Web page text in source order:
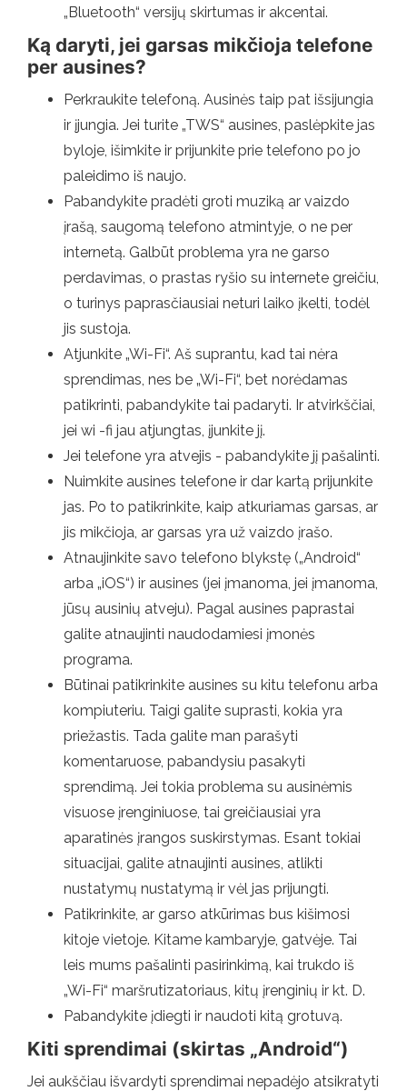
„Bluetooth“ versijų skirtumas ir akcentai.
Ką daryti, jei garsas mikčioja telefone
per ausines?
Perkraukite telefoną. Ausinės taip pat išsijungia
ir įjungia. Jei turite „TWS“ ausines, paslėpkite jas
byloje, išimkite ir prijunkite prie telefono po jo
paleidimo iš naujo.
Pabandykite pradėti groti muziką ar vaizdo
įrašą, saugomą telefono atmintyje, o ne per
internetą. Galbūt problema yra ne garso
perdavimas, o prastas ryšio su internete greičiu,
o turinys paprasčiausiai neturi laiko įkelti, todėl
jis sustoja.
Atjunkite „Wi-Fi“. Aš suprantu, kad tai nėra
sprendimas, nes be „Wi-Fi“, bet norėdamas
patikrinti, pabandykite tai padaryti. Ir atvirkščiai,
jei wi -fi jau atjungtas, įjunkite jį.
Jei telefone yra atvejis - pabandykite jį pašalinti.
Nuimkite ausines telefone ir dar kartą prijunkite
jas. Po to patikrinkite, kaip atkuriamas garsas, ar
jis mikčioja, ar garsas yra už vaizdo įrašo.
Atnaujinkite savo telefono blykstę („Android“
arba „iOS“) ir ausines (jei įmanoma, jei įmanoma,
jūsų ausinių atveju). Pagal ausines paprastai
galite atnaujinti naudodamiesi įmonės
programa.
Būtinai patikrinkite ausines su kitu telefonu arba
kompiuteriu. Taigi galite suprasti, kokia yra
priežastis. Tada galite man parašyti
komentaruose, pabandysiu pasakyti
sprendimą. Jei tokia problema su ausinėmis
visuose įrenginiuose, tai greičiausiai yra
aparatinės įrangos suskirstymas. Esant tokiai
situacijai, galite atnaujinti ausines, atlikti
nustatymų nustatymą ir vėl jas prijungti.
Patikrinkite, ar garso atkūrimas bus kišimosi
kitoje vietoje. Kitame kambaryje, gatvėje. Tai
leis mums pašalinti pasirinkimą, kai trukdo iš
„Wi-Fi“ maršrutizatoriaus, kitų įrenginių ir kt. D.
Pabandykite įdiegti ir naudoti kitą grotuvą.
Kiti sprendimai (skirtas „Android“)
Jei aukščiau išvardyti sprendimai nepadėjo atsikratyti